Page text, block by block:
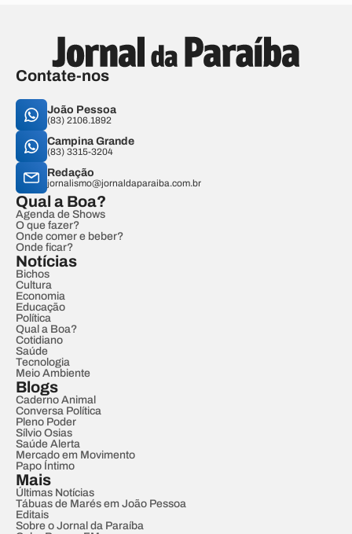
Contate-nos
João Pessoa
(83) 2106.1892
Campina Grande
(83) 3315-3204
Redação
jornalismo@jornaldaparaiba.com.br
Qual a Boa?
Agenda de Shows
O que fazer?
Onde comer e beber?
Onde ficar?
Notícias
Bichos
Cultura
Economia
Educação
Política
Qual a Boa?
Cotidiano
Saúde
Tecnologia
Meio Ambiente
Blogs
Caderno Animal
Conversa Política
Pleno Poder
Sílvio Osias
Saúde Alerta
Mercado em Movimento
Papo Íntimo
Mais
Últimas Notícias
Tábuas de Marés em João Pessoa
Editais
Sobre o Jornal da Paraíba